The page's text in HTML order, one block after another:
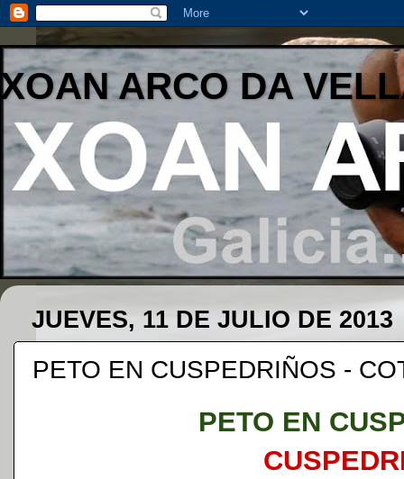
XOAN ARCO DA
JUEVES, 11 DE JULIO DE 2013
PETO EN CUSPEDRIÑOS -
PETO EN